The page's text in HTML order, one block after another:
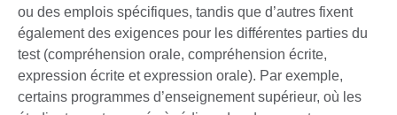
ou des emplois spécifiques, tandis que d’autres fixent
également des exigences pour les différentes parties du
test (compréhension orale, compréhension écrite,
expression écrite et expression orale). Par exemple,
certains programmes d’enseignement supérieur, où les